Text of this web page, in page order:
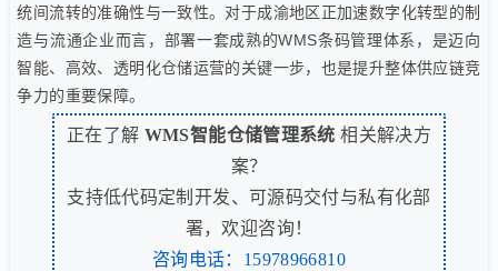
统间流转的准确性与一致性。对于成渝地区正加速数字化转型的制
造与流通企业而言，部署一套成熟的WMS条码管理体系，是迈向
智能、高效、透明化仓储运营的关键一步，也是提升整体供应链竞
争力的重要保障。
正在了解 WMS智能仓储管理系统 相关解决方
案？
支持低代码定制开发、可源码交付与私有化部
署，欢迎咨询！
咨询电话：15978966810